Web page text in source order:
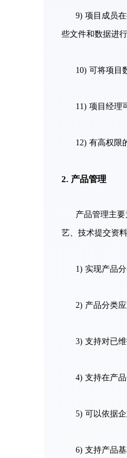
9) 项目成员
些文件和数据进
10) 可将项目
11) 项目经理
12) 有高权限
2. 产品管理
产品管理主
艺、技术提交资
1) 实现产品
2) 产品分类
3) 支持对已
4) 支持在产
5) 可以依据
6) 支持产品